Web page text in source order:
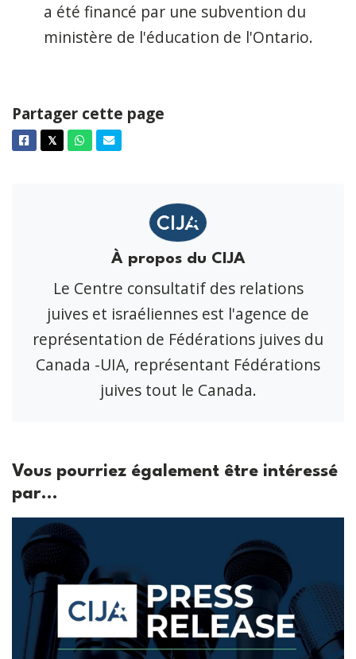
a été financé par une subvention du
ministère de l'éducation de l'Ontario.
Partager cette page
Facebook
𝕏TwitterWhatsappCourriel
À propos du CIJA
Le Centre consultatif des relations
juives et israéliennes est l'agence de
représentation de Fédérations juives du
Canada -UIA, représentant Fédérations
juives tout le Canada.
Vous pourriez également être intéressé
par...